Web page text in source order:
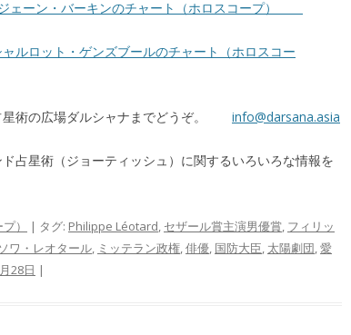
ェーン・バーキンのチャート（ホロスコープ）
ルロット・ゲンズブールのチャート（ホロスコー
星術の広場ダルシャナまでどうぞ。 info@darsana.asia
占星術（ジョーティッシュ）に関するいろいろな情報を
） | タグ: Philippe Léotard セザール賞主演男優賞 フィリッ
ワ・レオタール ミッテラン政権 俳優 国防大臣 太陽劇団 愛
28日 |